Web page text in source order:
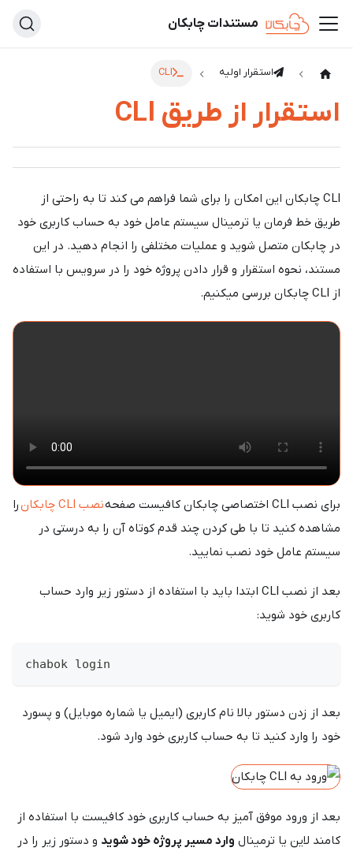
مستندات چابکان
استقرار اولیه CLI
استقرار از طریق CLI
CLI چابکان این امکان را برای شما فراهم می کند تا به راحتی از
طریق خط فرمان یا ترمینال سیستم عامل خود به حساب کاربری خود
در چابکان متصل شوید و عملیات مختلفی را انجام دهید. در این
مستند، نحوه استقرار و قرار دادن پروژه خود را در سرویس با استفاده
از CLI چابکان بررسی میکنیم.
برای نصب CLI اختصاصی چابکان کافیست صفحه نصب CLI چابکان
را
مشاهده کنید تا با طی کردن چند قدم کوتاه آن را به درستی در
سیستم عامل خود نصب نمایید.
بعد از نصب CLI ابتدا باید با استفاده از دستور زیر وارد حساب
کاربری خود شوید:
chabok login
بعد از زدن دستور بالا نام کاربری (ایمیل یا شماره موبایل) و پسورد
خود را وارد کنید تا به حساب کاربری خود وارد شود.
بعد از ورود موفق آمیز به حساب کاربری خود کافیست با استفاده از
کامند لاین یا ترمینال وارد مسیر پروژه خود شوید و دستور زیر را در